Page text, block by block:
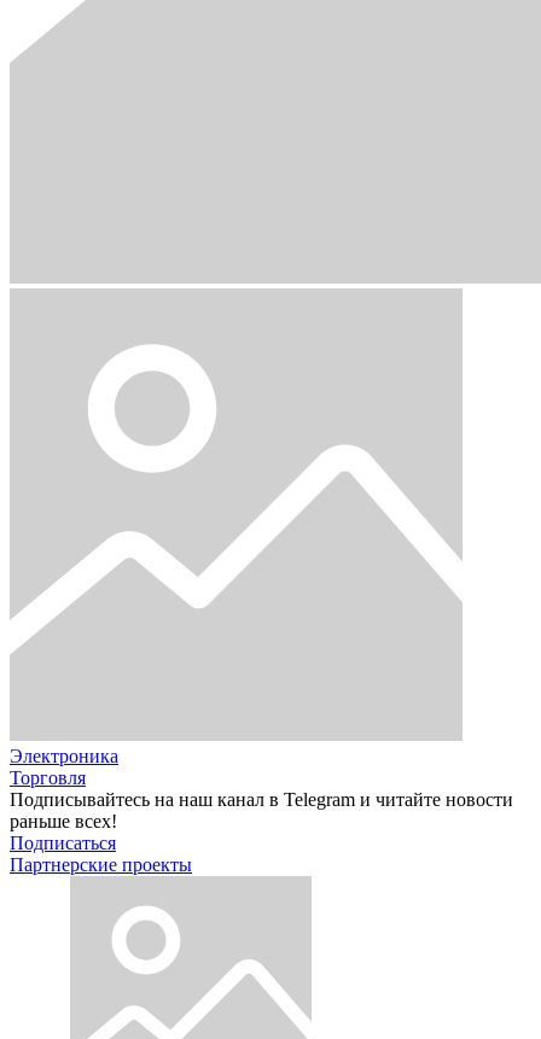
Электроника
Торговля
Подписывайтесь на наш канал в Telegram и читайте новости
раньше всех!
Подписаться
Партнерские проекты